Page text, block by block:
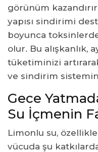
görünüm
yapısı sindirimi
boyunca
olur. Bu alışkanlık,
tüketiminizi
ve sindirim
Gece
Su İçmenin
Limonlu su,
vücuda şu